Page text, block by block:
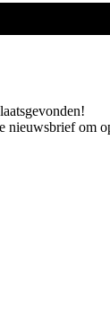
nieuwsbrief om